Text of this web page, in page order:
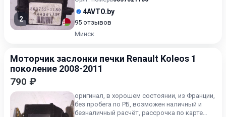
2
4AVTO.by
95 отзывов
Минск
Моторчик заслонки печки Renault Koleos 1
поколение 2008-2011
790 ₽
оригинал, в хорошем состоянии, из Франции,
без пробега по РБ, возможен наличный и
безналичный расчёт, рассрочка по карте